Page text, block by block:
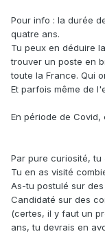
Pour info : la durée
quatre ans.
Tu peux en déduire
trouver un poste en
toute la France. Qui
Et parfois même de
En période de
Par pure curiosité, tu
Tu en as visité
As-tu postulé sur
Candidaté sur des
(certes, il y faut un
ans, tu devrais en